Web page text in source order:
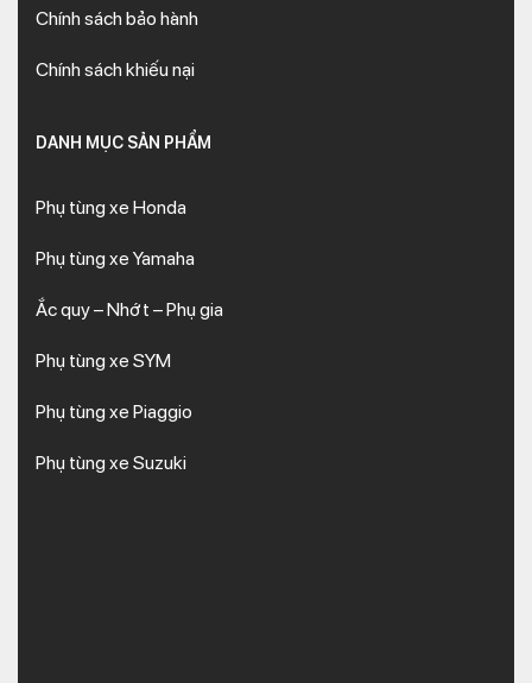
Chính sách bảo hành
Chính sách khiếu nại
DANH MỤC SẢN PHẨM
Phụ tùng xe Honda
Phụ tùng xe Yamaha
Ắc quy – Nhớt – Phụ gia
Phụ tùng xe SYM
Phụ tùng xe Piaggio
Phụ tùng xe Suzuki